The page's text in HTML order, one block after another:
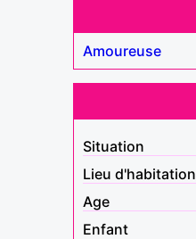
Amoureuse
Situation
Lieu d'habitation
Age
Enfant